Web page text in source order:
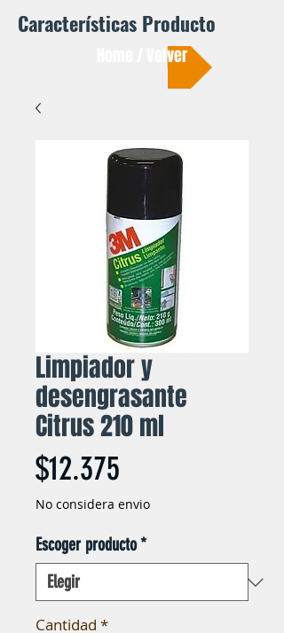
Características Producto
Home / Volver
Limpiador y
desengrasante
Citrus 210 ml
$12.375
No considera envio
Escoger producto*
Cantidad *